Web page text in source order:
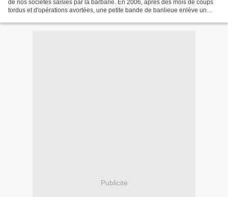
de nos sociétés saisies par la barbarie. En 2006, après des mois de coups
tordus et d'opérations avortées, une petite bande de banlieue enlève un
Publicité